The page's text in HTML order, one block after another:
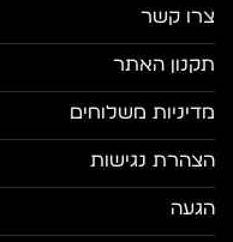
צרו קשר
תקנון האתר
מדיניות משלוחים
הצהרת נגישות
הגעה